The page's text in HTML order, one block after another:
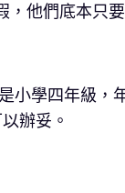
他們底本只
學四年級
辦妥。